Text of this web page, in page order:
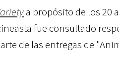
a propósito de los 20
fue consultado
de las entregas de